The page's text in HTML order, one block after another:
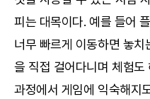
피는 대목이다. 예를 들어
너무 빠르게 이동하면 놓
을 직접 걸어다니며 체험
과정에서 게임에 익숙해지